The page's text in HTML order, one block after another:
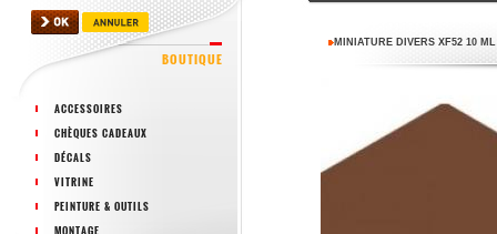
BOUTIQUE
ACCESSOIRES
CHÈQUES CADEAUX
DÉCALS
VITRINE
PEINTURE & OUTILS
MONTAGE
MINIATURE DIVERS XF52 10